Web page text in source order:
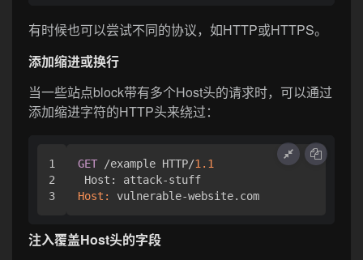
有时候也可以尝试不同的协议，如HTTP或HTTPS。
添加缩进或换行
当一些站点block带有多个Host头的请求时，可以通过
添加缩进字符的HTTP头来绕过：
1
2
GET /example HTTP/1.1
Host:
vulnerable-website.com
注入覆盖Host头的字段